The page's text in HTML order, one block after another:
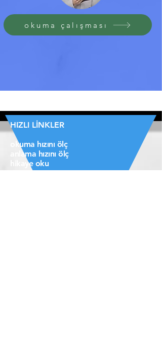
okuma çalışması
HIZLI LİNKLER
okuma hızını ölç
anlama hızını ölç
hikaye oku